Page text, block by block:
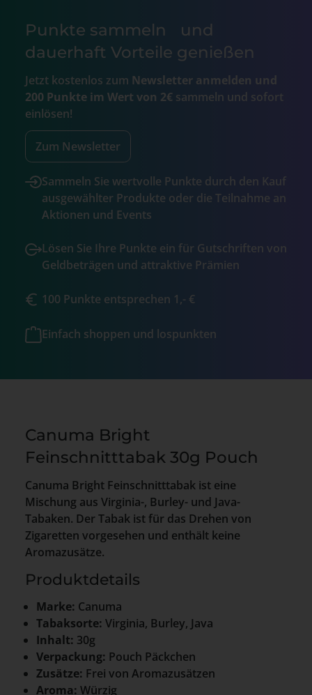
Punkte sammeln und
dauerhaft Vorteile genießen
Jetzt kostenlos zum Newsletter anmelden und
200 Punkte im Wert von 2€ sammeln und sofort
einlösen!
Zum Newsletter
Sammeln Sie wertvolle Punkte durch den Kauf
ausgewählter Produkte oder die Teilnahme an
Aktionen und Events
Lösen Sie Ihre Punkte ein für Gutschriften von
Geldbeträgen und attraktive Prämien
100 Punkte entsprechen 1,- €
Einfach shoppen und lospunkten
Canuma Bright
Feinschnitttabak 30g Pouch
Canuma Bright Feinschnitttabak ist eine
Mischung aus Virginia-, Burley- und Java-
Tabaken. Der Tabak ist für das Drehen von
Zigaretten vorgesehen und enthält keine
Aromazusätze.
Produktdetails
Marke: Canuma
Tabaksorte: Virginia, Burley, Java
Inhalt: 30g
Verpackung: Pouch Päckchen
Zusätze: Frei von Aromazusätzen
Aroma: Würzig